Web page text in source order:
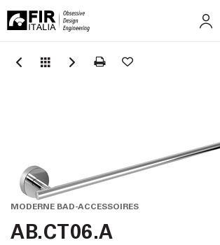
Italia
MODERNE BAD-ACCESSOIRES
AB.CT06.A
DEUTSCH
DEUTSCH